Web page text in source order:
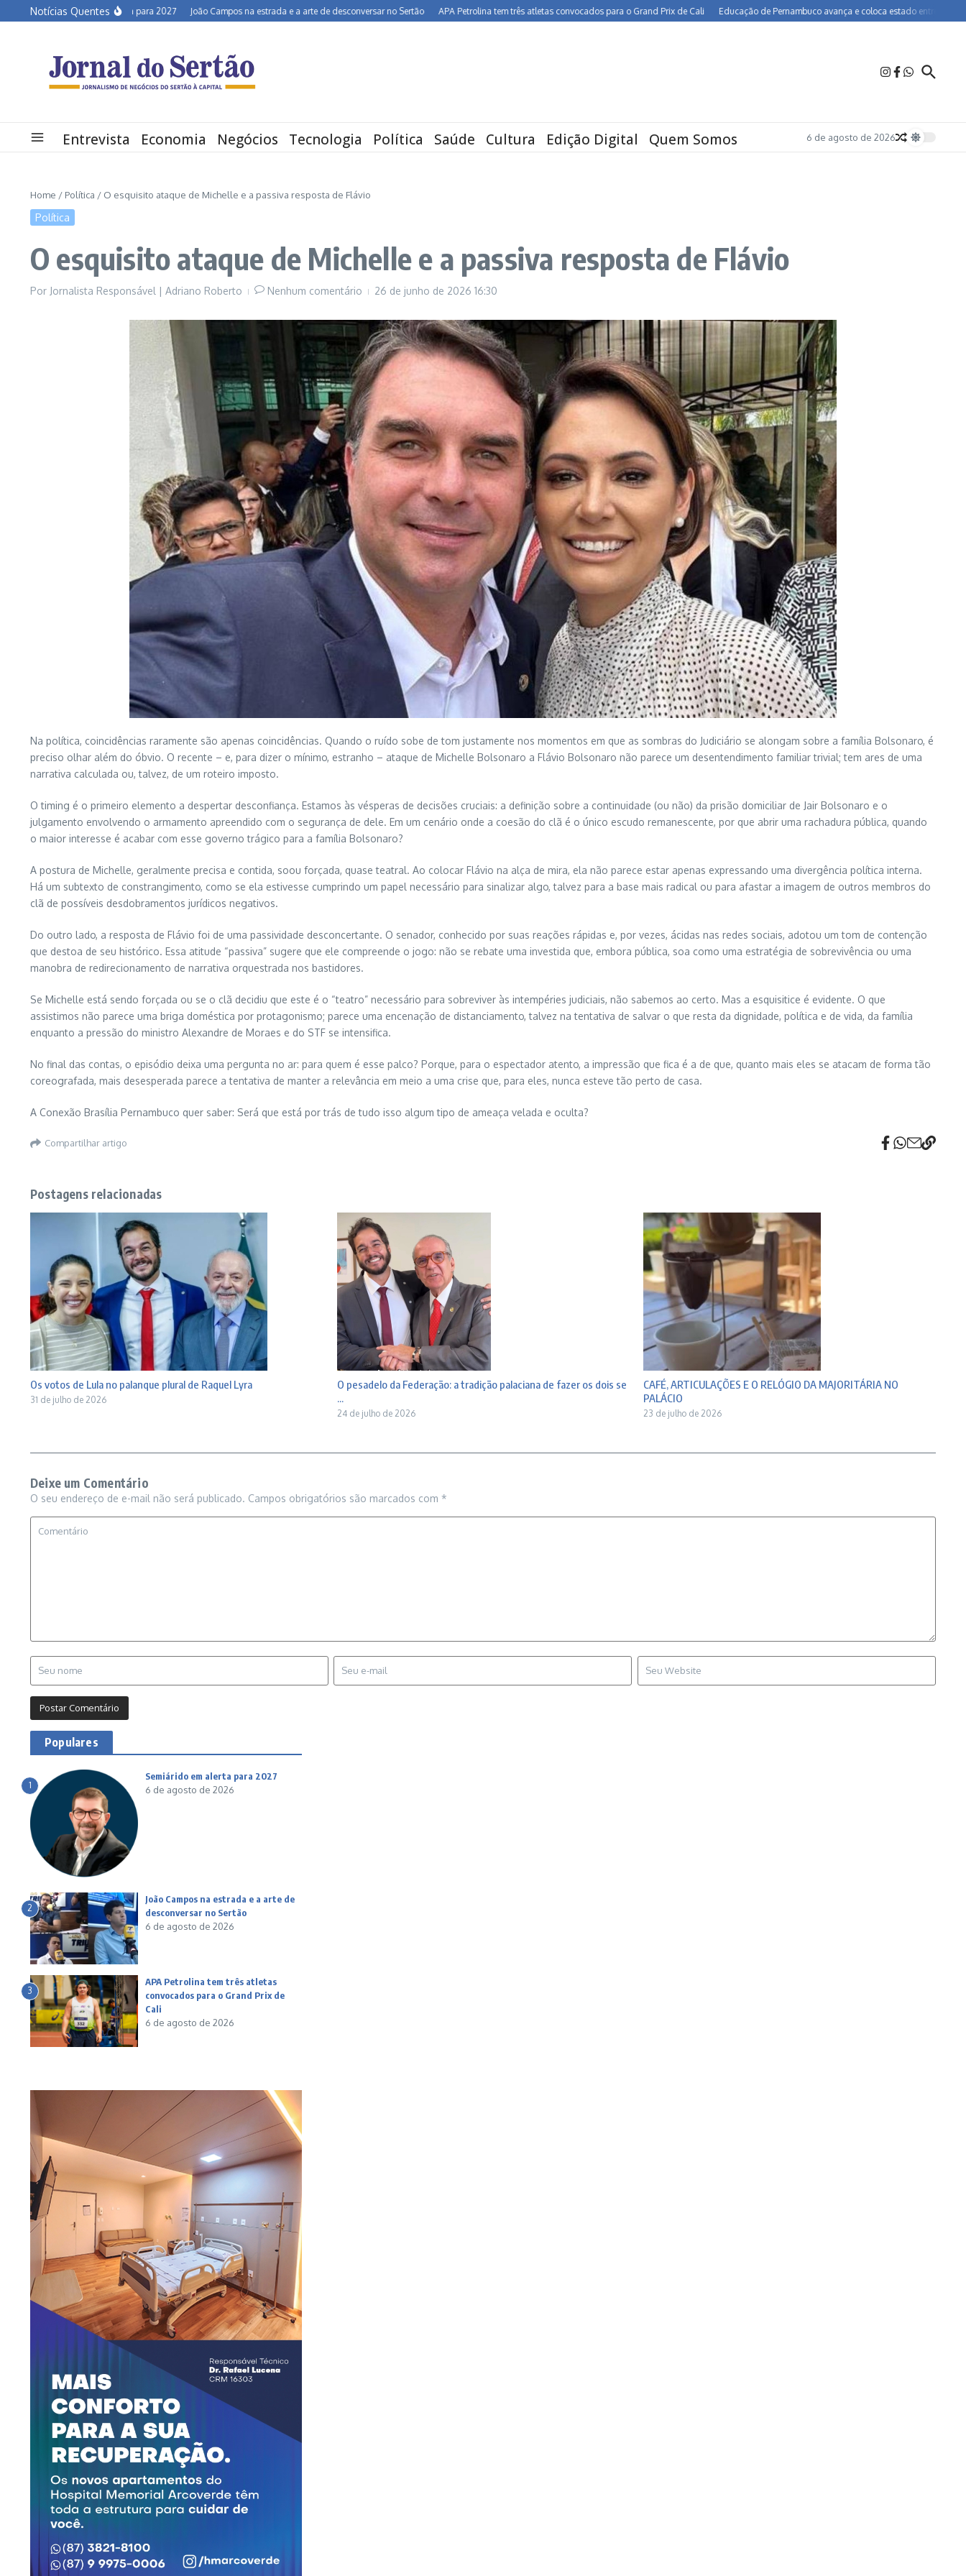
Ir para o conteúdo
Notícias Quentes
Semiárido em alerta para 2027 João Campos na estrada e a arte de desconversar no Sertão APA Petrolina tem três atletas convocados para o Grand Prix de Cali Educação de Pernambuco avança e coloca estado entre os melhores
Entrevista Economia Negócios Tecnologia Política Saúde Cultura Edição Digital Quem Somos 6 de agosto de 2026
Home / Política / O esquisito ataque de Michelle e a passiva resposta de Flávio
Política
O esquisito ataque de Michelle e a passiva resposta de Flávio
Por Jornalista Responsável | Adriano Roberto Nenhum comentário 26 de junho de 2026 16:30
Na política, coincidências raramente são apenas coincidências. Quando o ruído sobe de tom justamente nos momentos em que as sombras do Judiciário se alongam sobre a família Bolsonaro, é
preciso olhar além do óbvio. O recente – e, para dizer o mínimo, estranho – ataque de Michelle Bolsonaro a Flávio Bolsonaro não parece um desentendimento familiar trivial; tem ares de uma
narrativa calculada ou, talvez, de um roteiro imposto.
O timing é o primeiro elemento a despertar desconfiança. Estamos às vésperas de decisões cruciais: a definição sobre a continuidade (ou não) da prisão domiciliar de Jair Bolsonaro e o
julgamento envolvendo o armamento apreendido com o segurança de dele. Em um cenário onde a coesão do clã é o único escudo remanescente, por que abrir uma rachadura pública, quando
o maior interesse é acabar com esse governo trágico para a família Bolsonaro?
A postura de Michelle, geralmente precisa e contida, soou forçada, quase teatral. Ao colocar Flávio na alça de mira, ela não parece estar apenas expressando uma divergência política interna.
Há um subtexto de constrangimento, como se ela estivesse cumprindo um papel necessário para sinalizar algo, talvez para a base mais radical ou para afastar a imagem de outros membros do
clã de possíveis desdobramentos jurídicos negativos.
Do outro lado, a resposta de Flávio foi de uma passividade desconcertante. O senador, conhecido por suas reações rápidas e, por vezes, ácidas nas redes sociais, adotou um tom de contenção
que destoa de seu histórico. Essa atitude “passiva” sugere que ele compreende o jogo: não se rebate uma investida que, embora pública, soa como uma estratégia de sobrevivência ou uma
manobra de redirecionamento de narrativa orquestrada nos bastidores.
Se Michelle está sendo forçada ou se o clã decidiu que este é o “teatro” necessário para sobreviver às intempéries judiciais, não sabemos ao certo. Mas a esquisitice é evidente. O que
assistimos não parece uma briga doméstica por protagonismo; parece uma encenação de distanciamento, talvez na tentativa de salvar o que resta da dignidade, política e de vida, da família
enquanto a pressão do ministro Alexandre de Moraes e do STF se intensifica.
No final das contas, o episódio deixa uma pergunta no ar: para quem é esse palco? Porque, para o espectador atento, a impressão que fica é a de que, quanto mais eles se atacam de forma tão
coreografada, mais desesperada parece a tentativa de manter a relevância em meio a uma crise que, para eles, nunca esteve tão perto de casa.
A Conexão Brasília Pernambuco quer saber: Será que está por trás de tudo isso algum tipo de ameaça velada e oculta?
Compartilhar artigo
Postagens relacionadas
Os votos de Lula no palanque plural de Raquel Lyra
31 de julho de 2026
O pesadelo da Federação: a tradição palaciana de fazer os dois se
...
24 de julho de 2026
CAFÉ, ARTICULAÇÕES E O RELÓGIO DA MAJORITÁRIA NO
PALÁCIO
23 de julho de 2026
Deixe um Comentário
O seu endereço de e-mail não será publicado. Campos obrigatórios são marcados com *
Populares
1
Semiárido em alerta para 2027
6 de agosto de 2026
2
João Campos na estrada e a arte de
desconversar no Sertão
6 de agosto de 2026
3
APA Petrolina tem três atletas
convocados para o Grand Prix de
Cali
6 de agosto de 2026